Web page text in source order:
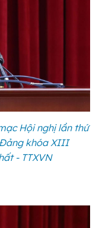
Hội nghị lần thứ
Đảng khóa XIII
- TTXVN